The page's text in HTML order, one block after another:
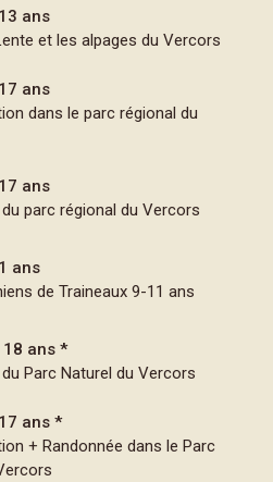
ans
et les alpages du Vercors
ans
dans le parc régional du
ans
parc régional du Vercors
ans
de Traineaux 9-11 ans
ans *
Parc Naturel du Vercors
ans *
+ Randonnée dans le Parc